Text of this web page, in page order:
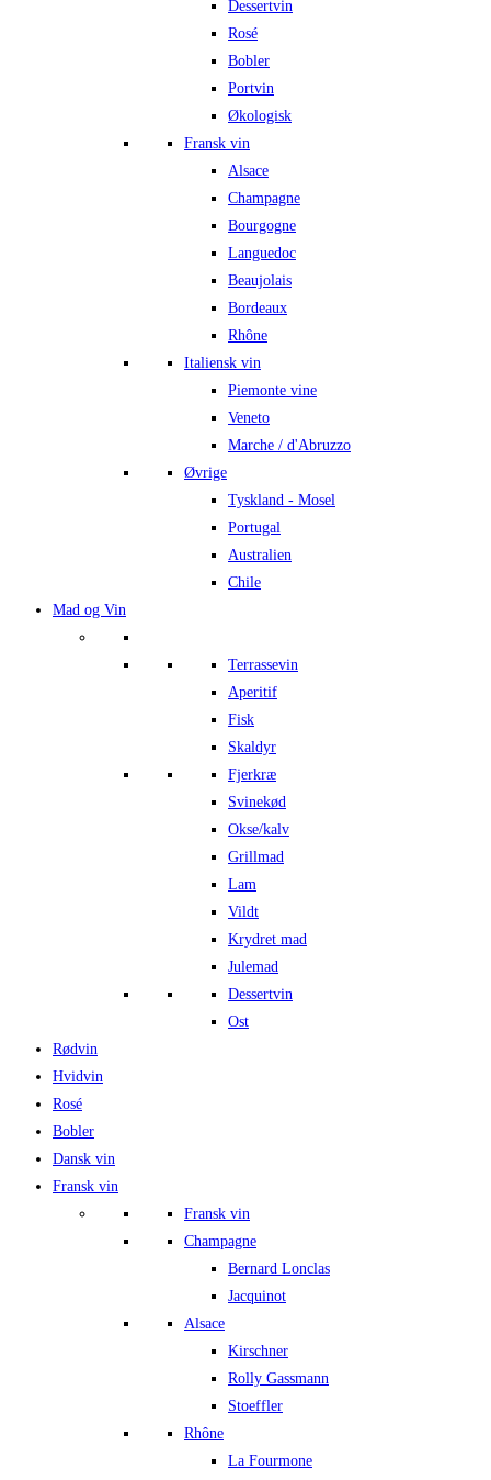
Dessertvin
Rosé
Bobler
Portvin
Økologisk
Fransk vin
Alsace
Champagne
Bourgogne
Languedoc
Beaujolais
Bordeaux
Rhône
Italiensk vin
Piemonte vine
Veneto
Marche / d'Abruzzo
Øvrige
Tyskland - Mosel
Portugal
Australien
Chile
Mad og Vin
Terrassevin
Aperitif
Fisk
Skaldyr
Fjerkræ
Svinekød
Okse/kalv
Grillmad
Lam
Vildt
Krydret mad
Julemad
Dessertvin
Ost
Rødvin
Hvidvin
Rosé
Bobler
Dansk vin
Fransk vin
Fransk vin
Champagne
Bernard Lonclas
Jacquinot
Alsace
Kirschner
Rolly Gassmann
Stoeffler
Rhône
La Fourmone